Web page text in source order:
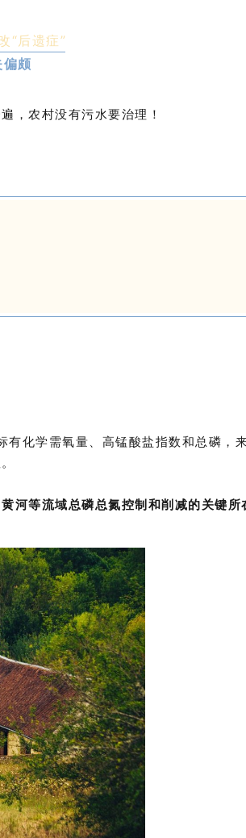
“后遗症”
偏颇
，农村没有污水要治理！
化学需氧量、高锰酸盐指数和总磷，
河等流域总磷总氮控制和削减的关键所